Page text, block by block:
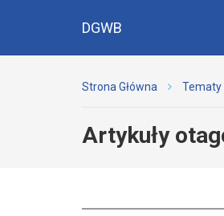
DGWB
Strona Główna Tematy
Artykuły